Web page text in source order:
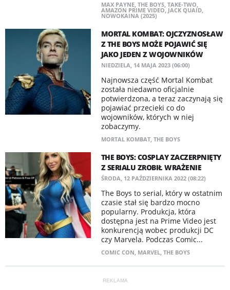
MAX PAYNE, THE BOYS, TAKE-TWO,
AMAZON PRIME VIDEO, JACK QUAID,
NOWOKAINA (2025)
MORTAL KOMBAT: OJCZYZNOSŁAW
Z THE BOYS MOŻE POJAWIĆ SIĘ
JAKO JEDEN Z WOJOWNIKÓW
NIEDZIELA, 14 MAJA 2023 (06:00)
Najnowsza część Mortal Kombat
została niedawno oficjalnie
potwierdzona, a teraz zaczynają się
pojawiać przecieki co do
wojowników, których w niej
zobaczymy.
MORTAL KOMBAT, THE BOYS
THE BOYS: COSPLAY ZACZERPNIĘTY
Z SERIALU ZROBIŁ WRAŻENIE
ŚRODA, 12 PAŹDZIERNIKA 2022 (08:22)
​The Boys to serial, który w ostatnim
czasie stał się bardzo mocno
popularny. Produkcja, która
dostępna jest na Prime Video jest
konkurencją wobec produkcji DC
czy Marvela. Podczas Comic...
COMIC CON, MARVEL, THE BOYS
REKLAMA